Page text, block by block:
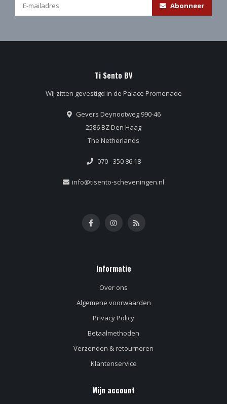
Abonneer
Ti Sento BV
Wij zitten gevestigd in de Palace Promenade
Gevers Deynootweg 990-46
2586 BZ Den Haag
The Netherlands
070 - 350 86 18
info@tisento-scheveningen.nl
Informatie
Over ons
Algemene voorwaarden
Privacy Policy
Betaalmethoden
Verzenden & retourneren
Klantenservice
Mijn account